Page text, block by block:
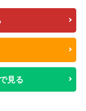
見る